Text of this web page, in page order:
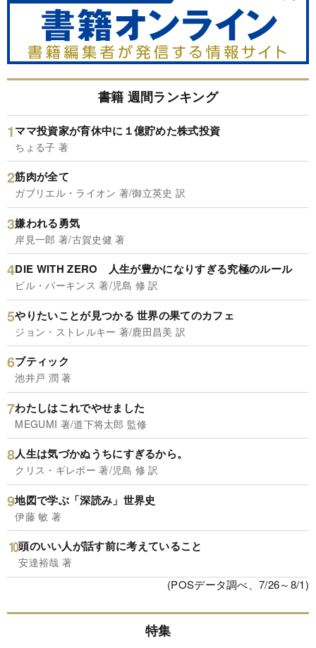
書籍 週間ランキング
ママ投資家が育休中に１億貯めた株式投資
ちょる子 著
筋肉が全て
ガブリエル・ライオン 著/御立英史 訳
嫌われる勇気
岸見一郎 著/古賀史健 著
DIE WITH ZERO 人生が豊かになりすぎる究極のルール
ビル・パーキンス 著/児島 修 訳
やりたいことが見つかる 世界の果てのカフェ
ジョン・ストレルキー 著/鹿田昌美 訳
ブティック
池井戸 潤 著
わたしはこれでやせました
MEGUMI 著/道下将太郎 監修
人生は気づかぬうちにすぎるから。
クリス・ギレボー 著/児島 修 訳
地図で学ぶ「深読み」世界史
伊藤 敏 著
頭のいい人が話す前に考えていること
安達裕哉 著
(POSデータ調べ、7/26～8/1)
特集